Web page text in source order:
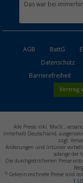
Das war bei
sehr beachtlich und
AGB BattG
Datenschutz
Barrierefreiheit
Vertrag
Alle Preise inkl. MwSt.,
innerhalb Deutschland,
zzgl.
Änderungen und Irrtümer
solange der
Die durchgestrichenen Preise
1)Gekennzeichnete Preise sind
1